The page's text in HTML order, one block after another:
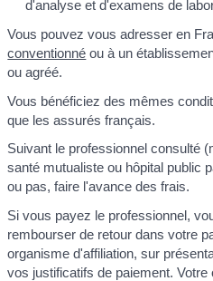
d'analyse et d'examens de
Vous pouvez vous adresser en
conventionné ou à un
ou agréé.
Vous bénéficiez des mêmes
que les assurés français.
Suivant le professionnel consulté
santé mutualiste ou hôpital public
ou pas, faire l'avance des frais.
Si vous payez le professionnel,
rembourser de retour dans votre
organisme d'affiliation, sur
vos justificatifs de paiement.